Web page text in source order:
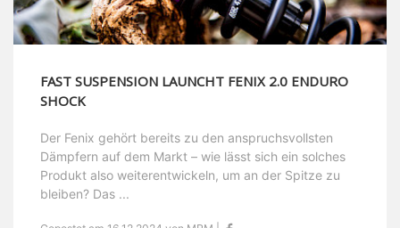
FAST SUSPENSION LAUNCHT FENIX 2.0 ENDURO
SHOCK
Der Fenix gehört bereits zu den anspruchsvollsten
Dämpfern auf dem Markt – wie lässt sich ein solches
Produkt also weiterentwickeln, um an der Spitze zu
bleiben? Das ...